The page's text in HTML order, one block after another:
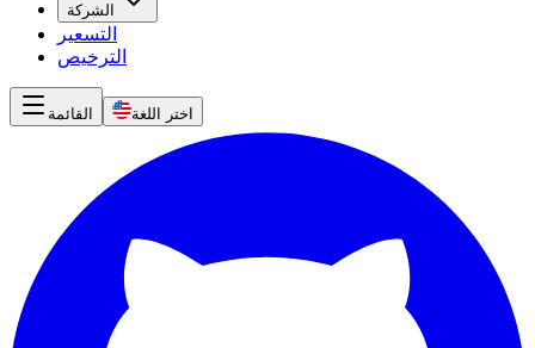
الشركة
التسعير
الترخيص
القائمة اختر اللغة